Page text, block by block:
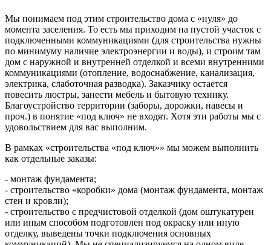
Мы понимаем под этим строительство дома с «нуля» до
момента заселения. То есть мы приходим на пустой участок с
подключенными коммуникациями (для строительства нужны
по минимуму наличие электроэнергии и воды), и строим там
дом с наружной и внутренней отделкой и всеми внутренними
коммуникациями (отопление, водоснабжение, канализация,
электрика, слаботочная разводка). Заказчику остается
повесить люстры, занести мебель и бытовую технику.
Благоустройство территории (заборы, дорожки, навесы и
проч.) в понятие «под ключ» не входят. Хотя эти работы мы с
удовольствием для вас выполним.
В рамках «строительства «под ключ»» мы можем выполнить
как отдельные заказы:
- монтаж фундамента;
- строительство «коробки» дома (монтаж фундамента, монтаж
стен и кровли);
- строительство с предчистовой отделкой (дом оштукатурен
или иным способом подготовлен под окраску или иную
отделку, выведены точки подключения основных